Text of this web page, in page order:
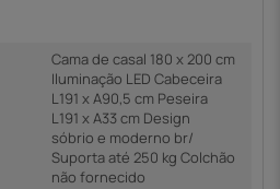
Cama de casal 180 x 200 cm
Iluminação LED Cabeceira
L191 x A90,5 cm Peseira
L191 x A33 cm Design
sóbrio e moderno br/
Suporta até 250 kg Colchão
não fornecido